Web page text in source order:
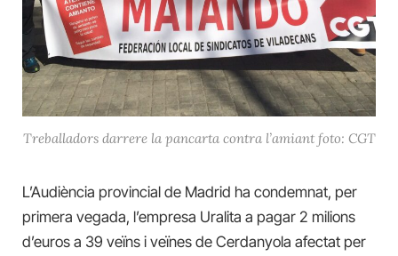
Treballadors darrere la pancarta contra l’amiant foto: CGT
L’Audiència provincial de Madrid ha condemnat, per
primera vegada, l’empresa Uralita a pagar 2 milions
d’euros a 39 veïns i veïnes de Cerdanyola afectat per